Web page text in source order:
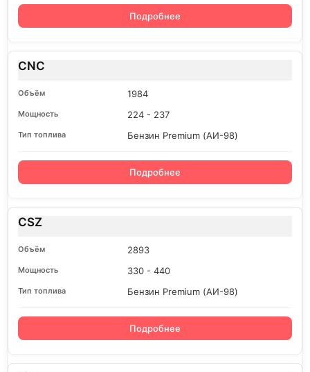
Подробнее
CNC
1984
224 - 237
Бензин Premium (АИ-98)
Подробнее
CSZ
2893
330 - 440
Бензин Premium (АИ-98)
Подробнее